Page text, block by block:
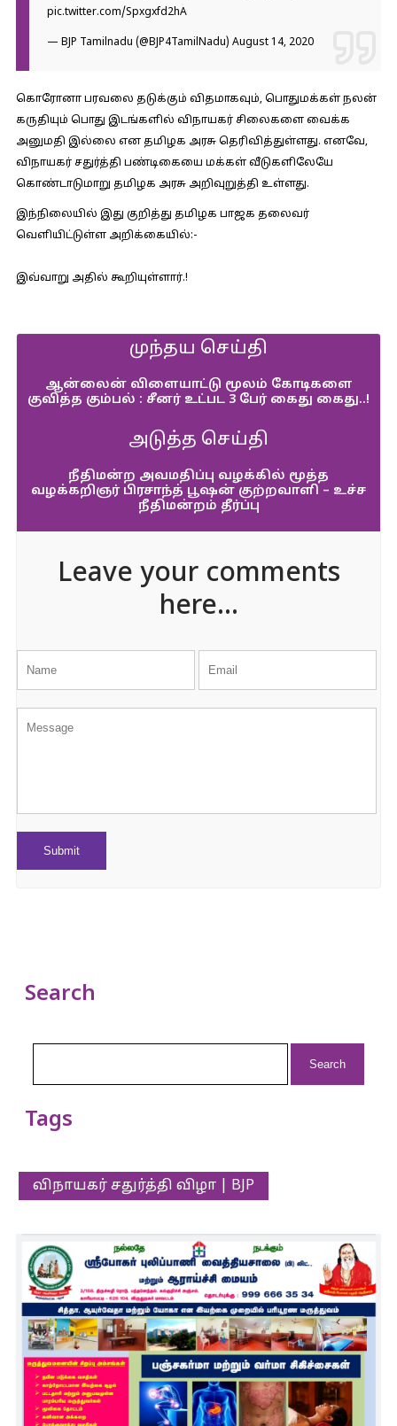
pic.twitter.com/Spxgxfd2hA
— BJP Tamilnadu (@BJP4TamilNadu) August 14, 2020
கொரோனா பரவலை தடுக்கும் விதமாகவும், பொதுமக்கள் நலன்
கருதியும் பொது இடங்களில் விநாயகர் சிலைகளை வைக்க
அனுமதி இல்லை என தமிழக அரசு தெரிவித்துள்ளது. எனவே,
விநாயகர் சதுர்த்தி பண்டிகையை மக்கள் வீடுகளிலேயே
கொண்டாடுமாறு தமிழக அரசு அறிவுறுத்தி உள்ளது.
இந்நிலையில் இது குறித்து தமிழக பாஜக தலைவர்
வெளியிட்டுள்ள அறிக்கையில்:-
இவ்வாறு அதில் கூறியுள்ளார்.!
முந்தய செய்தி
ஆன்லைன் விளையாட்டு மூலம் கோடிகளை
குவித்த கும்பல் : சீனர் உட்பட 3 பேர் கைது கைது..!
அடுத்த செய்தி
நீதிமன்ற அவமதிப்பு வழக்கில் மூத்த
வழக்கறிஞர் பிரசாந்த் பூஷன் குற்றவாளி – உச்ச
நீதிமன்றம் தீர்ப்பு
Leave your comments
here...
Search
Tags
விநாயகர் சதுர்த்தி விழா | BJP